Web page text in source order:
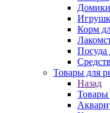
Корм
Посуда
Товары для
Назад
Товары